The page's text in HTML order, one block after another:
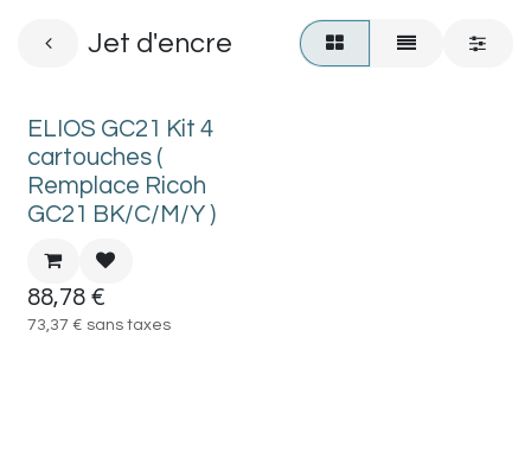
Jet d'encre
ELIOS GC21 Kit 4
cartouches (
Remplace Ricoh
GC21 BK/C/M/Y )
88,78 €
73,37 € sans taxes